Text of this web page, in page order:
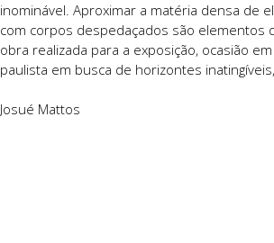
inominável. Aproximar a matéria densa de
com corpos despedaçados são elementos
obra realizada para a exposição, ocasião
paulista em busca de horizontes
Josué Mattos